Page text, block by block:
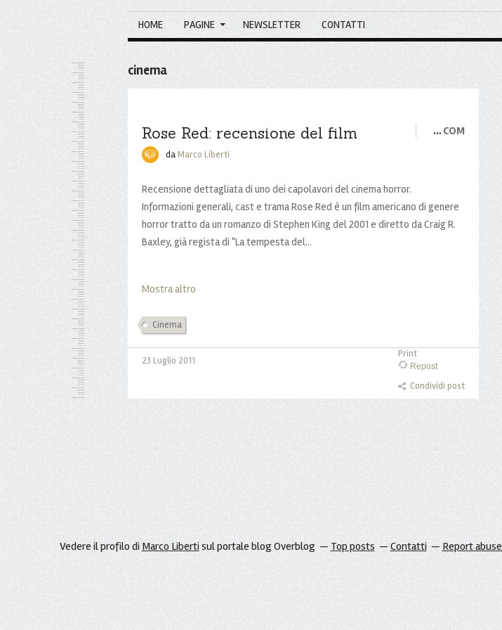
HOME PAGINE NEWSLETTER CONTATTI
cinema
Rose Red: recensione del film … COM
daMarco Liberti
Recensione dettagliata di uno dei capolavori del cinema horror.
Informazioni generali, cast e trama Rose Red è un film americano di genere
horror tratto da un romanzo di Stephen King del 2001 e diretto da Craig R.
Baxley, già regista di "La tempesta del...
Mostra altro
Cinema
23 Luglio 2011
Print
Repost
Condividi post
Vedere il profilo di Marco Libertisul portale blog Overblog Top posts Contatti Report abuse